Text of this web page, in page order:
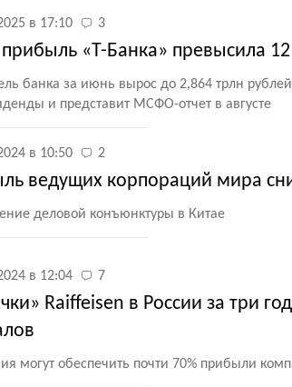
в 17:10 3
«Т-Банка» превысила
банка за июнь вырос до 2,864 трлн
и представит МСФО-отчет в августе
в 10:50 2
ведущих корпораций мира
деловой конъюнктуры в Китае
в 12:04 7
Raiffeisen в России за три
могут обеспечить почти 70% прибыли